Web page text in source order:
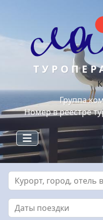
Группа
Номер в реестре
Курорт, город, отель
Даты поездки